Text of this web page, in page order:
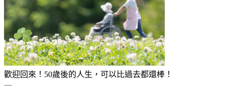
歡迎回來！50歲後的人生，可以比過去都還棒！